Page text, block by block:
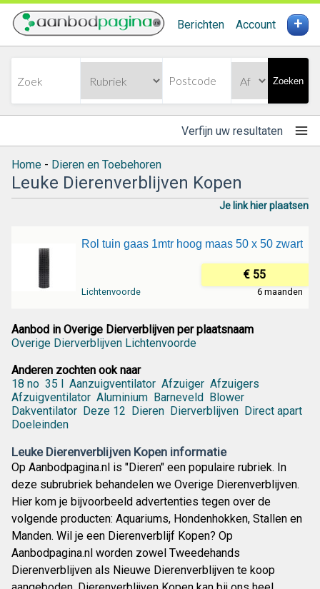
Berichten Account +
Zoeken
Verfijn uw resultaten
Home - Dieren en Toebehoren
Leuke Dierenverblijven Kopen
Je link hier plaatsen
Rol tuin gaas 1mtr hoog maas 50 x 50 zwart
€ 55
Lichtenvoorde 6 maanden
Aanbod in Overige Dierverblijven per plaatsnaam
Overige Dierverblijven Lichtenvoorde
Anderen zochten ook naar
18 no 35 l Aanzuigventilator Afzuiger Afzuigers
Afzuigventilator Aluminium Barneveld Blower
Dakventilator Deze 12 Dieren Dierverblijven Direct apart
Doeleinden
Leuke Dierenverblijven Kopen informatie
Op Aanbodpagina.nl is "Dieren" een populaire rubriek. In
deze subrubriek behandelen we Overige Dierenverblijven.
Hier kom je bijvoorbeeld advertenties tegen over de
volgende producten: Aquariums, Hondenhokken, Stallen en
Manden. Wil je een Dierenverblijf Kopen? Op
Aanbodpagina.nl worden zowel Tweedehands
Dierenverblijven als Nieuwe Dierenverblijven te koop